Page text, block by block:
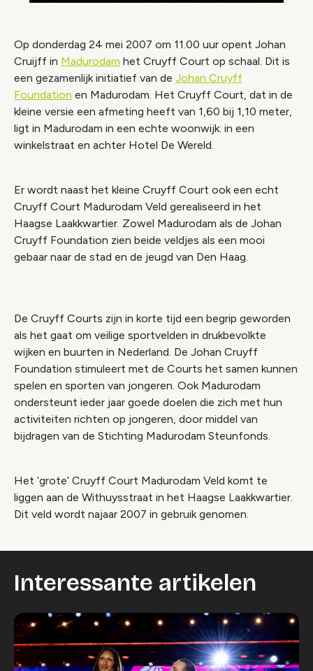
Op donderdag 24 mei 2007 om 11.00 uur opent Johan
Cruijff in Madurodam het Cruyff Court op schaal. Dit is
een gezamenlijk initiatief van de Johan Cruyff
Foundation en Madurodam. Het Cruyff Court, dat in de
kleine versie een afmeting heeft van 1,60 bij 1,10 meter,
ligt in Madurodam in een echte woonwijk: in een
winkelstraat en achter Hotel De Wereld.
Er wordt naast het kleine Cruyff Court ook een echt
Cruyff Court Madurodam Veld gerealiseerd in het
Haagse Laakkwartier. Zowel Madurodam als de Johan
Cruyff Foundation zien beide veldjes als een mooi
gebaar naar de stad en de jeugd van Den Haag.
De Cruyff Courts zijn in korte tijd een begrip geworden
als het gaat om veilige sportvelden in drukbevolkte
wijken en buurten in Nederland. De Johan Cruyff
Foundation stimuleert met de Courts het samen kunnen
spelen en sporten van jongeren. Ook Madurodam
ondersteunt ieder jaar goede doelen die zich met hun
activiteiten richten op jongeren, door middel van
bijdragen van de Stichting Madurodam Steunfonds.
Het ‘grote’ Cruyff Court Madurodam Veld komt te
liggen aan de Withuysstraat in het Haagse Laakkwartier.
Dit veld wordt najaar 2007 in gebruik genomen.
Interessante artikelen